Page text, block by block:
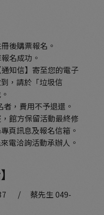
後購票報名。
名成功。
知信】寄至您的電子
，請於「垃圾信
，費用不予退還。
館方保留活動最終修
頁訊息及報名信箱。
電洽詢活動承辦人。
/ 蔡先生 049-